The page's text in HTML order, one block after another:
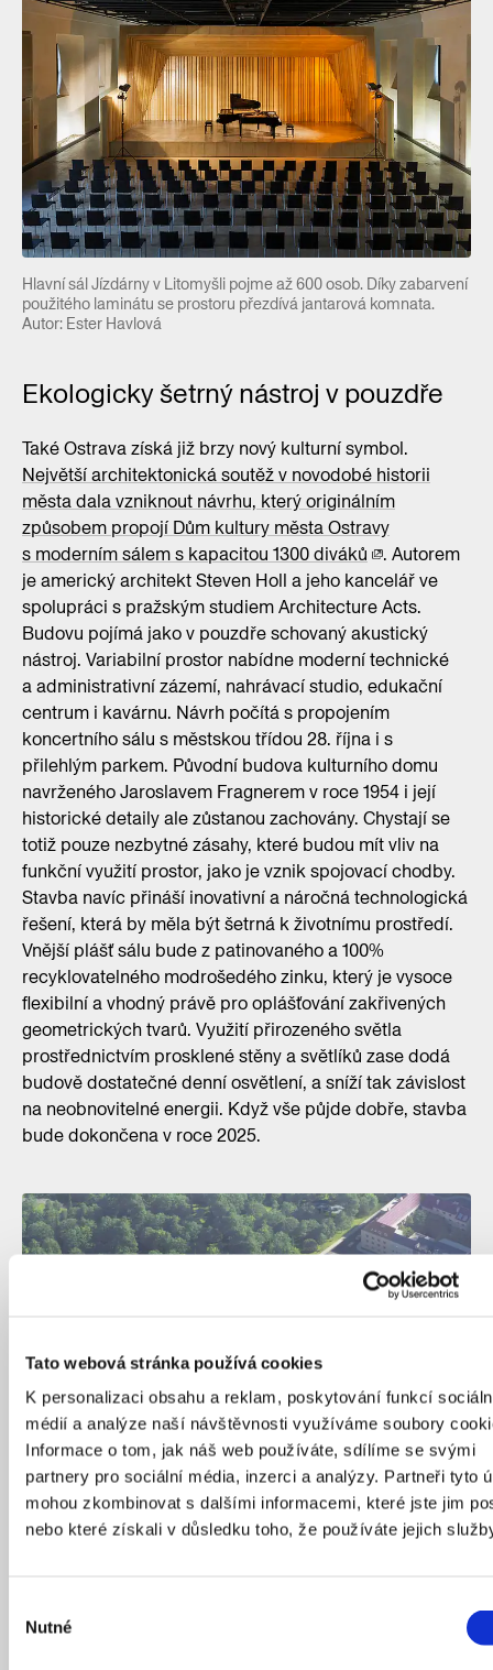
Tato webová stránka používá cookies
K personalizaci obsahu a reklam, poskytování funkcí
médií a analýze naší návštěvnosti využíváme soubory
Informace o tom, jak náš web používáte, sdílíme se svými
partnery pro sociální média, inzerci a analýzy. Partneři tyto
mohou zkombinovat s dalšími informacemi, které jste jim
nebo které získali v důsledku toho, že používáte jejich
souhlasu
Nutné
Hlavní sál Jízdárny v Litomyšli pojme až 600 osob. Díky zabarvení
použitého laminátu se prostoru přezdívá jantarová komnata.
Autor: Ester Havlová
Ekologicky šetrný nástroj v pouzdře
Také Ostrava získá již brzy nový kulturní symbol.
Největší architektonická soutěž v novodobé historii
města dala vzniknout návrhu, který originálním
způsobem propojí Dům kultury města Ostravy
s moderním sálem s kapacitou 1300 diváků
. Autorem
je americký architekt Steven Holl a jeho kancelář ve
spolupráci s pražským studiem Architecture Acts.
Budovu pojímá jako v pouzdře schovaný akustický
nástroj. Variabilní prostor nabídne moderní technické
a administrativní zázemí, nahrávací studio, edukační
centrum i kavárnu. Návrh počítá s propojením
koncertního sálu s městskou třídou 28. října i s
přilehlým parkem. Původní budova kulturního domu
navrženého Jaroslavem Fragnerem v roce 1954 i její
historické detaily ale zůstanou zachovány. Chystají se
totiž pouze nezbytné zásahy, které budou mít vliv na
funkční využití prostor, jako je vznik spojovací chodby.
Stavba navíc přináší inovativní a náročná technologická
řešení, která by měla být šetrná k životnímu prostředí.
Vnější plášť sálu bude z patinovaného a 100%
recyklovatelného modrošedého zinku, který je vysoce
flexibilní a vhodný právě pro oplášťování zakřivených
geometrických tvarů. Využití přirozeného světla
prostřednictvím prosklené stěny a světlíků zase dodá
budově dostatečné denní osvětlení, a sníží tak závislost
na neobnovitelné energii. Když vše půjde dobře, stavba
bude dokončena v roce 2025.
Unikátní architektonické řešení, nejmodernější technologie
i osobitý styl. Koncertní sál od amerického architekta Stevena